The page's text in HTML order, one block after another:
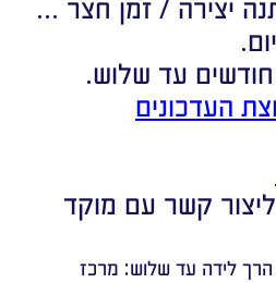
עד שלוש.
העדכונים
ליצור קשר עם מוקד
לידה עד שלוש: מרכז